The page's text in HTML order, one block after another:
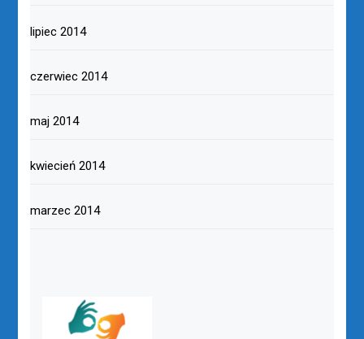
lipiec 2014
czerwiec 2014
maj 2014
kwiecień 2014
marzec 2014